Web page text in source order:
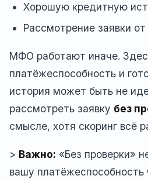
Хорошую кредитную
Рассмотрение заявки
МФО работают иначе.
платёжеспособность и
история может быть не
рассмотреть заявку без
смысле, хотя скоринг всё
> Важно: «Без проверки»
вашу